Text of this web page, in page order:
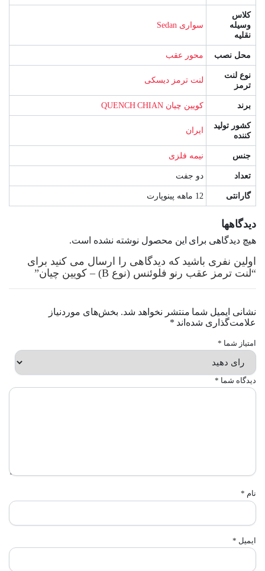
کلاس
وسیله
نقلیه
سواری Sedan
محل نصب محور عقب
نوع لنت
ترمز
لنت ترمز دیسکی
برند کویین چیان QUENCH CHIAN
کشور تولید
کننده
ایران
جنس نیمه فلزی
تعداد دو جفت
گارانتی 12 ماهه پینوپارت
دیدگاهها
هیچ دیدگاهی برای این محصول نوشته نشده است.
اولین نفری باشید که دیدگاهی را ارسال می کنید برای
“لنت ترمز عقب رنو فلوئنس (نوع B) – کویین چیان”
نشانی ایمیل شما منتشر نخواهد شد. بخش‌های موردنیاز
علامت‌گذاری شده‌اند *
امتیاز شما *
دیدگاه شما *
نام *
ایمیل *